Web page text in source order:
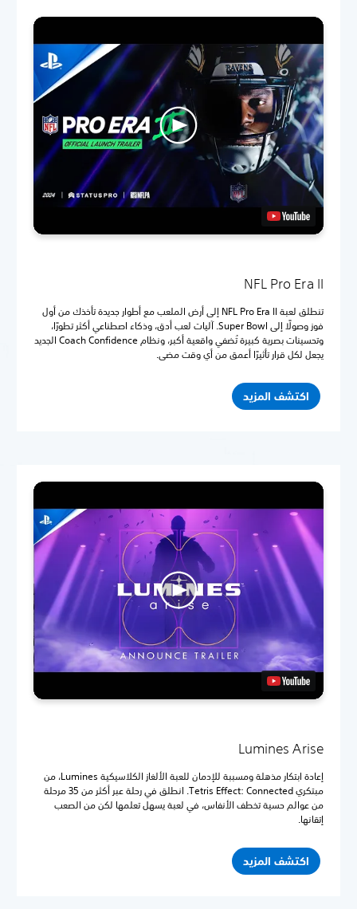
NFL Pro Era II
تنطلق لعبة NFL Pro Era II إلى أرض الملعب مع أطوار جديدة تأخذك من أول
فوز وصولًا إلى Super Bowl. آليات لعب أدق، وذكاء اصطناعي أكثر تطورًا،
وتحسينات بصرية كبيرة تُضفي واقعية أكبر، ونظام Coach Confidence الجديد
يجعل لكل قرار تأثيرًا أعمق من أي وقت مضى.
اكتشف المزيد
Lumines Arise
إعادة ابتكار مذهلة ومسببة للإدمان للعبة الألغاز الكلاسيكية Lumines، من
مبتكري Tetris Effect: Connected. انطلق في رحلة عبر أكثر من 35 مرحلة
من عوالم حسية تخطف الأنفاس، في لعبة يسهل تعلمها لكن من الصعب
إتقانها.
اكتشف المزيد